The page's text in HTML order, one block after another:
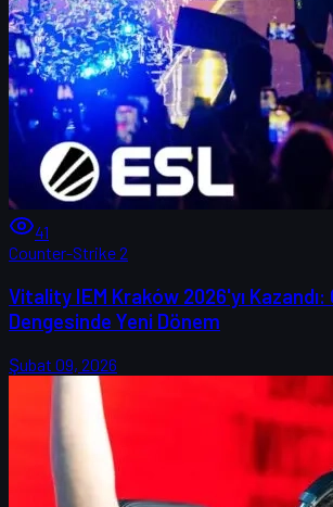
41
Counter-Strike 2
Vitality IEM Kraków 2026'yı Kazandı:
Dengesinde Yeni Dönem
Şubat 09, 2026